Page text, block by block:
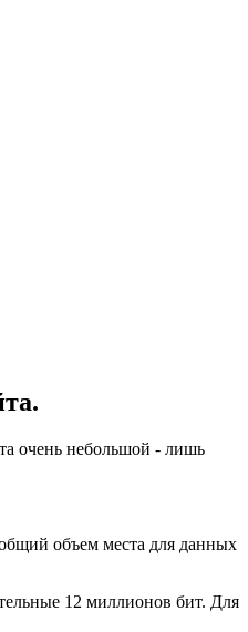
очень небольшой - лишь
объем места для данных
12 миллионов бит. Для